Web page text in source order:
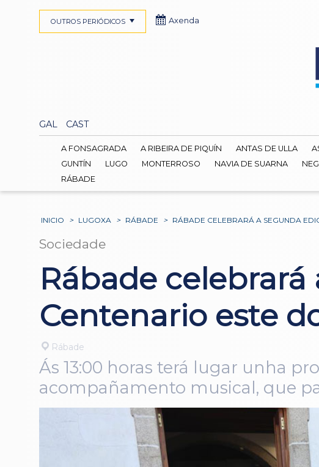
GAL CAST
OUTROS PERIÓDICOS Axenda
A FONSAGRADA A RIBEIRA DE PIQUÍN ANTAS DE ULLA
GUNTÍN
LUGO MONTERROSO NAVIA DE SUARNA
RÁBADE
INICIO > LUGOXA > RÁBADE > RÁBADE CELEBRARÁ A SEGUNDA
Sociedade
Rábade
Centenario este
Rábade
Ás 13:00 horas terá lugar unha
acompañamento musical, que